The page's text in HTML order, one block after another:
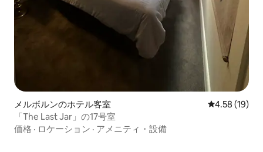
メルボルンのホテル客室 レビュー19
4.58 (19)
「The Last Jar」の17号室
価格 · ロケーション · アメニティ・設備